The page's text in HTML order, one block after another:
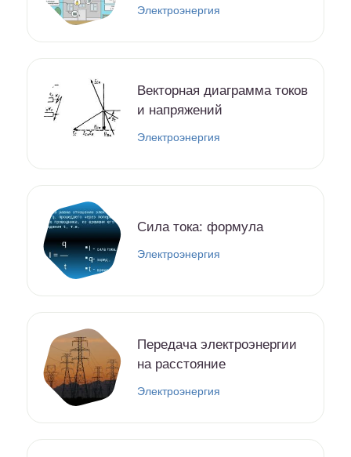
Электроэнергия
Векторная диаграмма токов
и напряжений
Электроэнергия
Cила тока: формула
Электроэнергия
Передача электроэнергии
на расстояние
Электроэнергия